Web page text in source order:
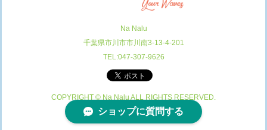
Na Nalu
千葉県市川市市川南3-13-4-201
TEL:047-307-9626
COPYRIGHT © Na Nalu ALL RIGHTS RESERVED.
ショップに質問する